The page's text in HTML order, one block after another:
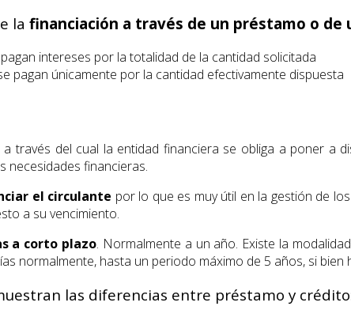
la financiación a través de un préstamo o de
intereses por la totalidad de la cantidad solicitada
pagan únicamente por la cantidad efectivamente dispuesta
través del cual la entidad financiera se obliga a poner a
necesidades financieras.
el circulante por lo que es muy útil en la gestión de
a su vencimiento.
a corto plazo. Normalmente a un año. Existe la
normalmente, hasta un periodo máximo de 5 años, si
las diferencias entre préstamo y